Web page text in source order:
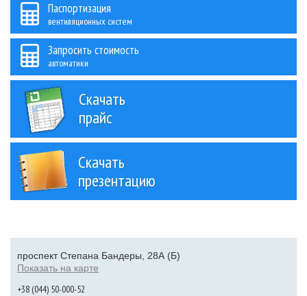
Паспортизация
вентиляционных систем
Запросить стоимость
автоматики
Скачать
прайс
Скачать
презентацию
проспект Степана Бандеры, 28А (Б)
Показать на карте
+38 (044) 50-000-52